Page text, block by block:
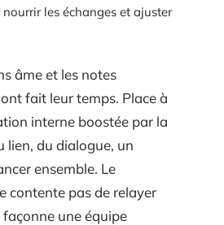
nourrir les échanges et ajuster
âme et les notes
fait leur temps. Place à
interne boostée par la
lien, du dialogue, un
ensemble. Le
contente pas de relayer
une équipe